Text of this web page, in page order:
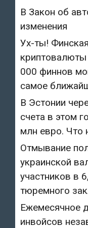
В Закон об
изменения
Ух-ты!
криптовалюты
000 финнов
самое
В Эстонии
счета в этом
млн евро. Что
Отмывание
украинской
участников в
тюремного
Ежемесячное
инвойсов